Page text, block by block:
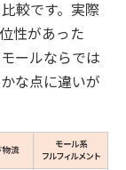
較です。実際
性があった
ールならでは
な点に違いが